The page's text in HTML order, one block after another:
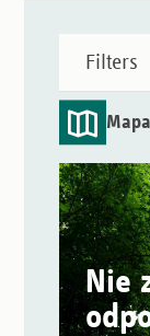
Filters
Mapa
Nie